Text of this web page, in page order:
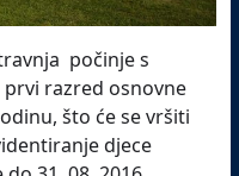
počinje s
razred osnovne
što će se vršiti
djece